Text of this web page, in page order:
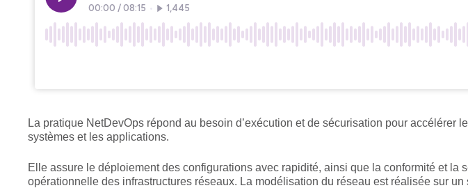
La pratique NetDevOps répond au besoin d’exécution et de sécurisation pour
systèmes et les applications.
Elle assure le déploiement des configurations avec rapidité, ainsi que la conformité et
opérationnelle des infrastructures réseaux. La modélisation du réseau est réalisée sur